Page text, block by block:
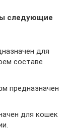
следующие
для
составе
предназначен
для кошек